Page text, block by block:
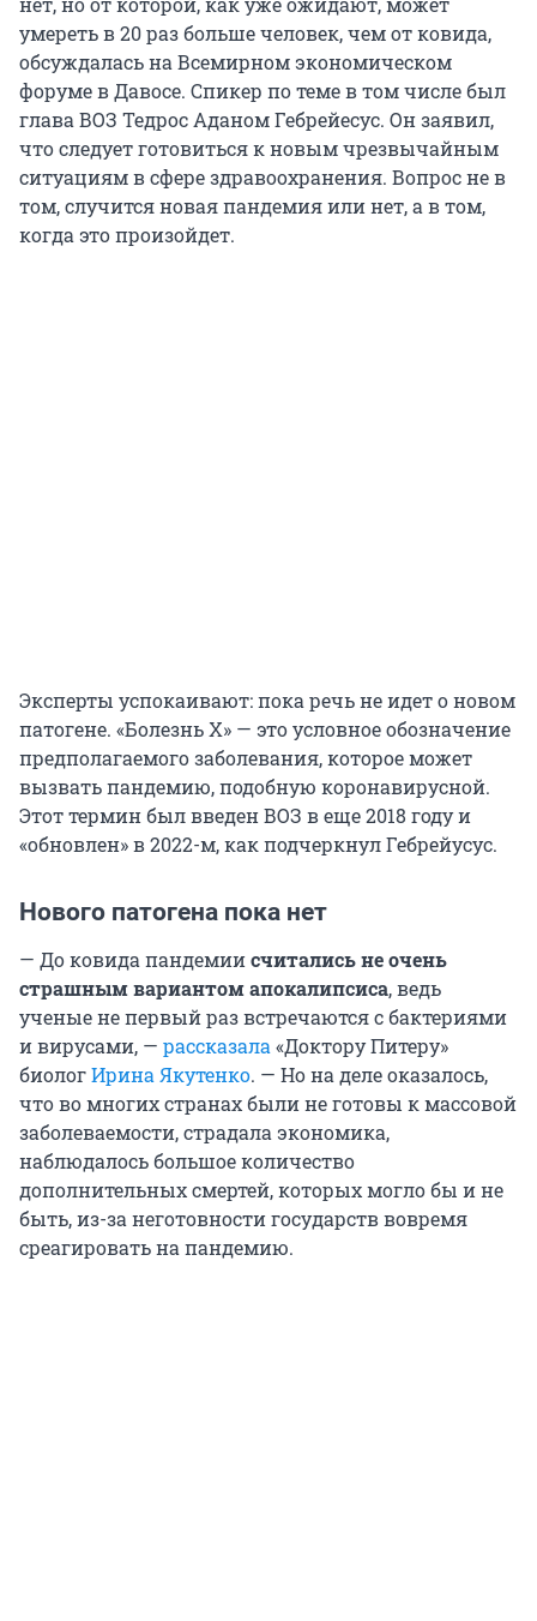
умереть в 20 раз больше человек, чем от ковида,
обсуждалась на Всемирном экономическом
форуме в Давосе. Спикер по теме в том числе был
глава ВОЗ Тедрос Аданом Гебрейесус. Он заявил,
что следует готовиться к новым чрезвычайным
ситуациям в сфере здравоохранения. Вопрос не в
том, случится новая пандемия или нет, а в том,
когда это произойдет.
Эксперты успокаивают: пока речь не идет о новом
патогене. «Болезнь Х» — это условное обозначение
предполагаемого заболевания, которое может
вызвать пандемию, подобную коронавирусной.
Этот термин был введен ВОЗ в еще 2018 году и
«обновлен» в 2022-м, как подчеркнул Гебрейусус.
Нового патогена пока нет
— До ковида пандемиисчитались не очень
страшным вариантом апокалипсиса, ведь
ученые не первый раз встречаются с бактериями
и вирусами, — рассказала«Доктору Питеру»
биологИрина Якутенко. — Но на деле оказалось,
что во многих странах были не готовы к массовой
заболеваемости, страдала экономика,
наблюдалось большое количество
дополнительных смертей, которых могло бы и не
быть, из-за неготовности государств вовремя
среагировать на пандемию.